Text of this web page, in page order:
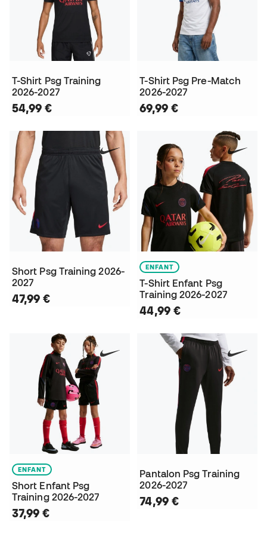
T-Shirt Psg Training
2026-2027
54,99 €
T-Shirt Psg Pre-Match
2026-2027
69,99 €
Short Psg Training 2026-
2027
47,99 €
ENFANT
T-Shirt Enfant Psg
Training 2026-2027
44,99 €
ENFANT
Short Enfant Psg
Training 2026-2027
37,99 €
Pantalon Psg Training
2026-2027
74,99 €